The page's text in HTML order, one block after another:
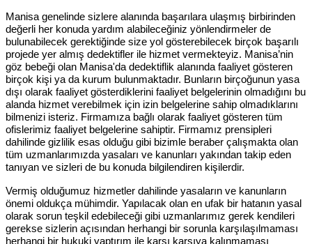
Manisa genelinde sizlere alanında başarılara ulaşmış birbirinden
değerli her konuda yardım alabileceğiniz yönlendirmeler de
bulunabilecek gerektiğinde size yol gösterebilecek birçok başarılı
projede yer almış dedektifler ile hizmet vermekteyiz. Manisa’nin
göz bebeği olan Manisa'da dedektiflik alanında faaliyet gösteren
birçok kişi ya da kurum bulunmaktadır. Bunların birçoğunun yasa
dışı olarak faaliyet gösterdiklerini faaliyet belgelerinin olmadığını bu
alanda hizmet verebilmek için izin belgelerine sahip olmadıklarını
bilmenizi isteriz. Firmamıza bağlı olarak faaliyet gösteren tüm
ofislerimiz faaliyet belgelerine sahiptir. Firmamız prensipleri
dahilinde gizlilik esas olduğu gibi bizimle beraber çalışmakta olan
tüm uzmanlarımızda yasaları ve kanunları yakından takip eden
tanıyan ve sizleri de bu konuda bilgilendiren kişilerdir.
Vermiş olduğumuz hizmetler dahilinde yasaların ve kanunların
önemi oldukça mühimdir. Yapılacak olan en ufak bir hatanın yasal
olarak sorun teşkil edebileceği gibi uzmanlarımız gerek kendileri
gerekse sizlerin açısından herhangi bir sorunla karşılaşılmaması
herhangi bir hukuki yaptırım ile karşı karşıya kalınmaması